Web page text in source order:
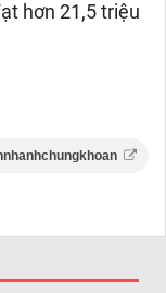
hơn 21,5 triệu